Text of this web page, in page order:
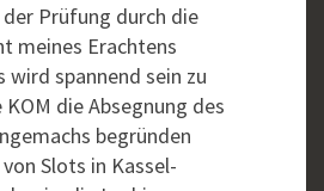
der Prüfung durch die
meines Erachtens
wird spannend sein zu
die Absegnung des
begründen
Slots in Kassel-